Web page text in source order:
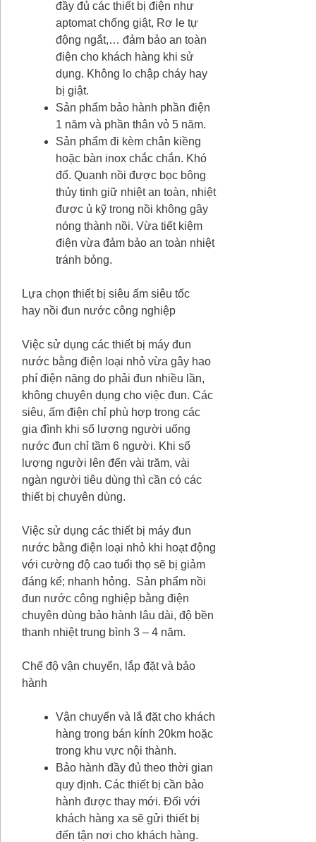
đầy đủ các thiết bị điện như
aptomat chống giật, Rơ le tự
động ngắt,… đảm bảo an toàn
điện cho khách hàng khi sử
dụng. Không lo chập cháy hay
bị giật.
Sản phẩm bảo hành phần điện
1 năm và phần thân vỏ 5 năm.
Sản phẩm đi kèm chân kiềng
hoặc bàn inox chắc chắn. Khó
đổ. Quanh nồi được bọc bông
thủy tinh giữ nhiệt an toàn, nhiệt
được ủ kỹ trong nồi không gây
nóng thành nồi. Vừa tiết kiệm
điện vừa đảm bảo an toàn nhiệt
tránh bỏng.
Lựa chọn thiết bị siêu ấm siêu tốc
hay nồi đun nước công nghiệp
Việc sử dụng các thiết bị máy đun
nước bằng điện loại nhỏ vừa gây hao
phí điện năng do phải đun nhiều lần,
không chuyên dụng cho việc đun. Các
siêu, ấm điện chỉ phù hợp trong các
gia đình khi số lượng người uống
nước đun chỉ tầm 6 người. Khi số
lượng người lên đến vài trăm, vài
ngàn người tiêu dùng thì cần có các
thiết bị chuyên dùng.
Việc sử dụng các thiết bị máy đun
nước bằng điện loại nhỏ khi hoạt động
với cường độ cao tuổi thọ sẽ bị giảm
đáng kể; nhanh hỏng. Sản phẩm nồi
đun nước công nghiệp bằng điện
chuyên dùng bảo hành lâu dài, độ bền
thanh nhiệt trung bình 3 – 4 năm.
Chế độ vận chuyển, lắp đặt và bảo
hành
Vận chuyển và lắ đặt cho khách
hàng trong bán kính 20km hoặc
trong khu vực nội thành.
Bảo hành đầy đủ theo thời gian
quy định. Các thiết bị cần bảo
hành được thay mới. Đối với
khách hàng xa sẽ gửi thiết bị
đến tận nơi cho khách hàng.